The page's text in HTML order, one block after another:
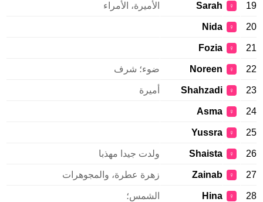
19
♀
Sarah الأميرة، الأمراء
20
♀
Nida
21
♀
Fozia
22
♀
Noreen ضوء؛ شرف
23
♀
Shahzadi أميرة
24
♀
Asma
25
♀
Yussra
26
♀
Shaista ولدت جيدا مهذبا
27
♀
Zainab زهرة عطرة، والمجوهرات
28
♀
Hina الشمس؛